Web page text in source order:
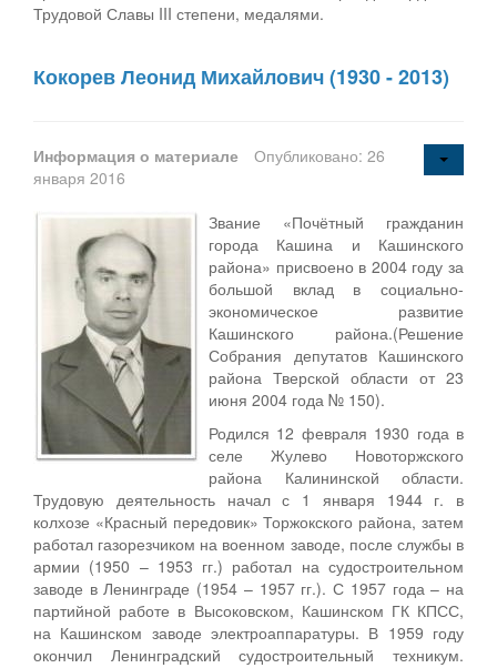
Трудовой Славы III степени, медалями.
Кокорев Леонид Михайлович (1930 - 2013)
Информация о материале
Опубликовано: 26
января 2016
Звание «Почётный гражданин
города Кашина и Кашинского
района» присвоено в 2004 году за
большой вклад в социально-
экономическое развитие
Кашинского района.(Решение
Собрания депутатов Кашинского
района Тверской области от 23
июня 2004 года № 150).
Родился 12 февраля 1930 года в
селе Жулево Новоторжского
района Калининской области.
Трудовую деятельность начал с 1 января 1944 г. в
колхозе «Красный передовик» Торжокского района, затем
работал газорезчиком на военном заводе, после службы в
армии (1950 – 1953 гг.) работал на судостроительном
заводе в Ленинграде (1954 – 1957 гг.). С 1957 года – на
партийной работе в Высоковском, Кашинском ГК КПСС,
на Кашинском заводе электроаппаратуры. В 1959 году
окончил Ленинградский судостроительный техникум.